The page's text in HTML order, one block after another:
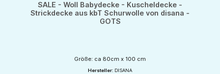
SALE - Woll Babydecke - Kuscheldecke -
Strickdecke aus kbT Schurwolle von disana -
GOTS
Größe: ca 80cm x 100 cm
Hersteller: DISANA